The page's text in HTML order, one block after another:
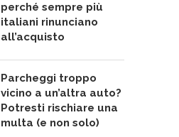
perché sempre più
italiani rinunciano
all’acquisto
Parcheggi troppo
vicino a un’altra auto?
Potresti rischiare una
multa (e non solo)